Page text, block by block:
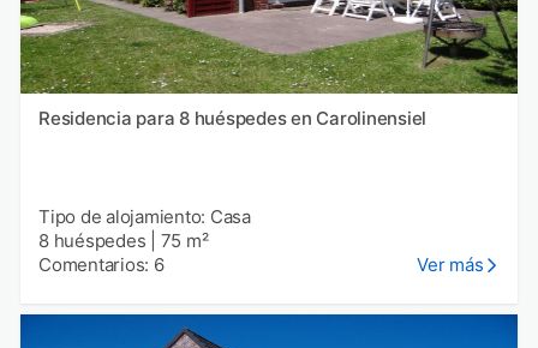
Residencia para 8 huéspedes en Carolinensiel
Tipo de alojamiento: Casa
8 huéspedes
75 m²
Comentarios: 6
Ver más